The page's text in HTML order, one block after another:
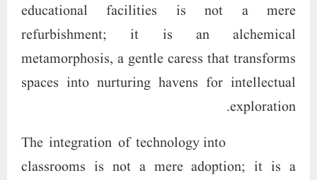
educational facilities is not a mere
refurbishment; it is an alchemical
metamorphosis, a gentle caress that transforms
spaces into nurturing havens for intellectual
exploration.
The integration of technology into
classrooms is not a mere adoption; it is a